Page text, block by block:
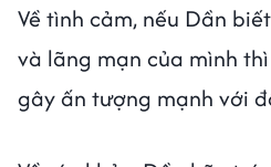
Về tình cảm, nếu Dần
và lãng mạn của mình
gây ấn tượng mạnh với